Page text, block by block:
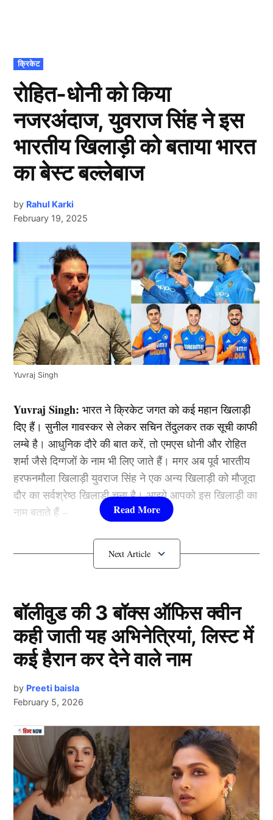
POSTED
IN
क्रिकेट
रोहित-धोनी को किया
नजरअंदाज, युवराज सिंह ने इस
भारतीय खिलाड़ी को बताया भारत
का बेस्ट बल्लेबाज
by Rahul Karki
February 19, 2025
Yuvraj Singh
Yuvraj Singh: भारत ने क्रिकेट जगत को कई महान खिलाड़ी
दिए हैं। सुनील गावस्कर से लेकर सचिन तेंदुलकर तक सूची काफी
लम्बे है। आधुनिक दौरे की बात करें, तो एमएस धोनी और रोहित
शर्मा जैसे दिग्गजों के नाम भी लिए जाते हैं। मगर अब पूर्व भारतीय
हरफनमौला खिलाड़ी युवराज सिंह ने एक अन्य खिलाड़ी को मौजूदा
दौर का सर्वश्रेष्ठ खिलाड़ी चुना है। आइये आपको इस खिलाड़ी का
नाम बताते हैं –
Yuvraj Singhने इस खिलाड़ी का लिया
Yuvraj Singh
टीम इंडिया के दिग्गज खिलाड़ी युवराज सिंह समेत पाकिस्तान के
कई क्रिकेट एक्सपर्ट्स चैंपियंस ट्रॉफी से जुड़े एक कार्यक्रम के
लिए मिल। यहां जब युवी से आधुनिक दौरे के सबसे बेहतरीन
Next Article
बॉलीवुड की 3 बॉक्स ऑफिस क्वीन
कही जाती यह अभिनेत्रियां, लिस्ट में
कई हैरान कर देने वाले नाम
by Preeti baisla
February 5, 2026